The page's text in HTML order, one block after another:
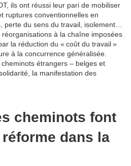
ils ont réussi leur pari de mobiliser
ruptures conventionnelles en
perte du sens du travail, isolement…
à la chaîne imposées
la réduction du « coût du travail »
à la concurrence généralisée.
étrangers – belges et
la manifestation des
cheminots font
réforme dans la